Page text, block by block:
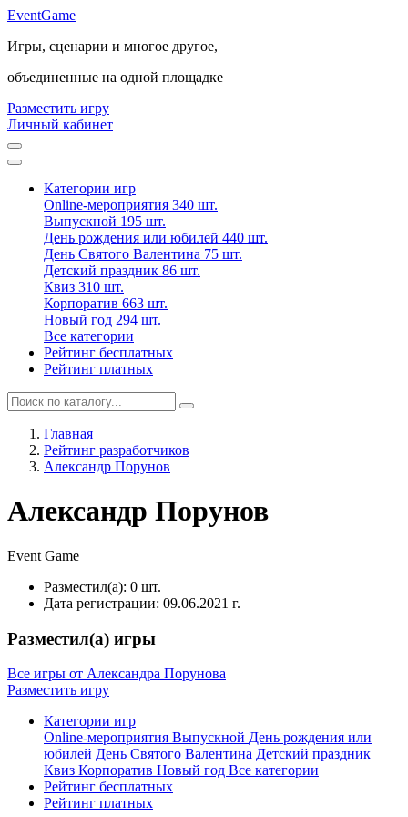
EventGame
Игры, сценарии и многое другое,
объединенные на одной площадке
Разместить игру
Личный кабинет
Категории игр
Online-мероприятия 340 шт.
Выпускной 195 шт.
День рождения или юбилей 440 шт.
День Святого Валентина 75 шт.
Детский праздник 86 шт.
Квиз 310 шт.
Корпоратив 663 шт.
Новый год 294 шт.
Все категории
Рейтинг бесплатных
Рейтинг платных
Главная
Рейтинг разработчиков
Александр Порунов
Александр Порунов
Event Game
Разместил(а): 0 шт.
Дата регистрации: 09.06.2021 г.
Разместил(а) игры
Все игры от Александра Порунова
Разместить игру
Категории игр
Online-мероприятия Выпускной День рождения или
юбилей День Святого Валентина Детский праздник
Квиз Корпоратив Новый год Все категории
Рейтинг бесплатных
Рейтинг платных